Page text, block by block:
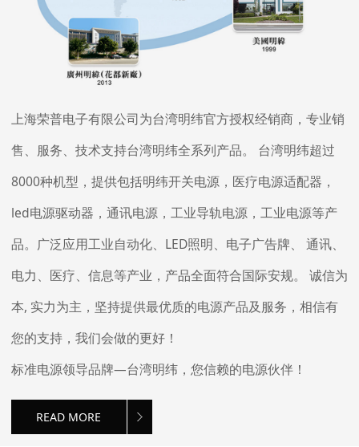
上海荣普电子有限公司为台湾明纬官方授权经销商，专业销
售、服务、技术支持台湾明纬全系列产品。 台湾明纬超过
8000种机型，提供包括明纬开关电源，医疗电源适配器，
led电源驱动器，通讯电源，工业导轨电源，工业电源等产
品。广泛应用工业自动化、LED照明、电子广告牌、 通讯、
电力、医疗、信息等产业，产品全面符合国际安规。 诚信为
本, 实力为主，坚持提供最优质的电源产品及服务，相信有
您的支持，我们会做的更好！
标准电源领导品牌—台湾明纬，您信赖的电源伙伴！
READ MORE